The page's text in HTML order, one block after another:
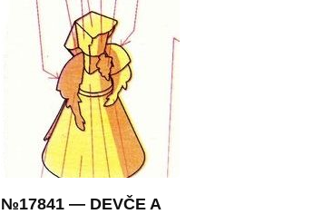
№17841 — DEVČE A